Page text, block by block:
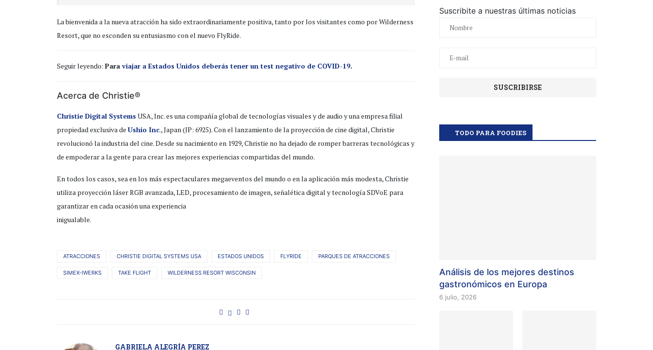
La bienvenida a la nueva atracción ha sido extraordinariamente positiva, tanto por los visitantes como por Wilderness
Resort, que no esconden su entusiasmo con el nuevo FlyRide.
Seguir leyendo: Para viajar a Estados Unidos deberás tener un test negativo de COVID-19.
Acerca de Christie®
Christie Digital Systems USA, Inc. es una compañía global de tecnologías visuales y de audio y una empresa filial
propiedad exclusiva de Ushio Inc., Japan (JP: 6925). Con el lanzamiento de la proyección de cine digital, Christie
revolucionó la industria del cine. Desde su nacimiento en 1929, Christie no ha dejado de romper barreras tecnológicas y
de empoderar a la gente para crear las mejores experiencias compartidas del mundo.
En todos los casos, sea en los más espectaculares megaeventos del mundo o en la aplicación más modesta, Christie
utiliza proyección láser RGB avanzada, LED, procesamiento de imagen, señalética digital y tecnología SDVoE para
garantizar en cada ocasión una experiencia
inigualable.
ATRACCIONES CHRISTIE DIGITAL SYSTEMS USA ESTADOS UNIDOS FLYRIDE PARQUES DE ATRACCIONES
SIMEX-IWERKS TAKE FLIGHT WILDERNESS RESORT WISCONSIN
GABRIELA ALEGRÍA PEREZ
Suscribite a nuestras últimas noticias
TODO PARA FOODIES
Análisis de los mejores destinos
gastronómicos en Europa
6 julio, 2026